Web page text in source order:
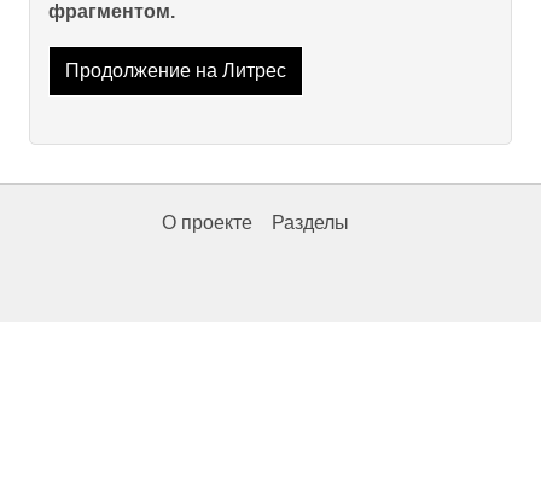
фрагментом.
Продолжение на Литрес
О проекте Разделы